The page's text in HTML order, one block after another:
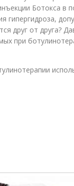
Ботокса в
гипергидроза,
друг от друга?
при